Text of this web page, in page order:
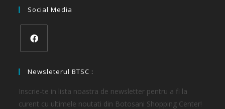
Social Media
Newsleterul BTSC :
Inscrie-te in lista noastra de newsletter pentru a fi la
curent cu ultimele noutati din Botosani Shopping Center!